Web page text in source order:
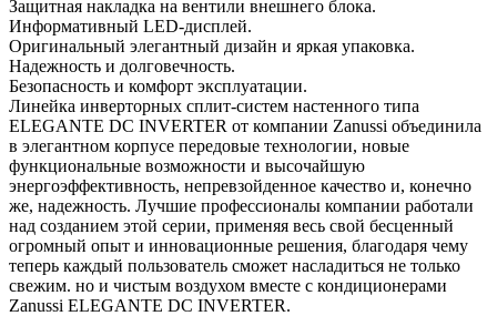
Защитная накладка на вентили внешнего блока.
Информативный LED-дисплей.
Оригинальный элегантный дизайн и яркая упаковка.
Надежность и долговечность.
Безопасность и комфорт эксплуатации.
Линейка инверторных сплит-систем настенного типа
ELEGANTE DC INVERTER от компании Zanussi объединила
в элегантном корпусе передовые технологии, новые
функциональные возможности и высочайшую
энергоэффективность, непревзойденное качество и, конечно
же, надежность. Лучшие профессионалы компании работали
над созданием этой серии, применяя весь свой бесценный
огромный опыт и инновационные решения, благодаря чему
теперь каждый пользователь сможет насладиться не только
свежим. но и чистым воздухом вместе с кондиционерами
Zanussi ELEGANTE DC INVERTER.